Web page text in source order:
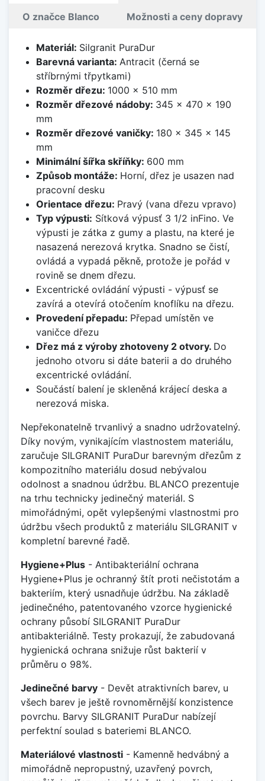
O značce Blanco Možnosti a ceny dopravy
Materiál: Silgranit PuraDur
Barevná varianta: Antracit (černá se
stříbrnými třpytkami)
Rozměr dřezu: 1000 x 510 mm
Rozměr dřezové nádoby: 345 x 470 x 190
mm
Rozměr dřezové vaničky: 180 x 345 x 145
mm
Minimální šířka skříňky: 600 mm
Způsob montáže: Horní, dřez je usazen nad
pracovní desku
Orientace dřezu: Pravý (vana dřezu vpravo)
Typ výpusti: Sítková výpusť 3 1/2 inFino. Ve
výpusti je zátka z gumy a plastu, na které je
nasazená nerezová krytka. Snadno se čistí,
ovládá a vypadá pěkně, protože je pořád v
rovině se dnem dřezu.
Excentrické ovládání výpusti - výpusť se
zavírá a otevírá otočením knoflíku na dřezu.
Provedení přepadu: Přepad umístěn ve
vaničce dřezu
Dřez má z výroby zhotoveny 2 otvory. Do
jednoho otvoru si dáte baterii a do druhého
excentrické ovládání.
Součástí balení je skleněná krájecí deska a
nerezová miska.
Nepřekonatelně trvanlivý a snadno udržovatelný.
Díky novým, vynikajícím vlastnostem materiálu,
zaručuje SILGRANIT PuraDur barevným dřezům z
kompozitního materiálu dosud nebývalou
odolnost a snadnou údržbu. BLANCO prezentuje
na trhu technicky jedinečný materiál. S
mimořádnými, opět vylepšenými vlastnostmi pro
údržbu všech produktů z materiálu SILGRANIT v
kompletní barevné řadě.
Hygiene+Plus - Antibakteriální ochrana
Hygiene+Plus je ochranný štít proti nečistotám a
bakteriím, který usnadňuje údržbu. Na základě
jedinečného, patentovaného vzorce hygienické
ochrany působí SILGRANIT PuraDur
antibakteriálně. Testy prokazují, že zabudovaná
hygienická ochrana snižuje růst bakterií v
průměru o 98%.
Jedinečné barvy - Devět atraktivních barev, u
všech barev je ještě rovnoměrnější konzistence
povrchu. Barvy SILGRANIT PuraDur nabízejí
perfektní soulad s bateriemi BLANCO.
Materiálové vlastnosti - Kamenně hedvábný a
mimořádně nepropustný, uzavřený povrch,